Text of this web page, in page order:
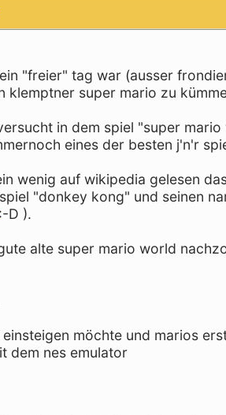
"freier" tag war (ausser
klemptner super mario zu
in dem spiel "super
eines der besten j'n'r
wenig auf wikipedia gelesen
"donkey kong" und seinen
:-D ).
alte super mario world
möchte und marios
dem nes emulator